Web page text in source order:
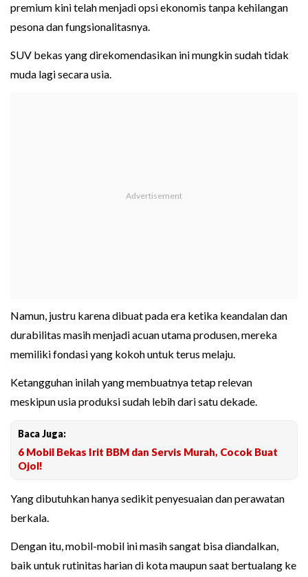
premium kini telah menjadi opsi ekonomis tanpa kehilangan
pesona dan fungsionalitasnya.
SUV bekas yang direkomendasikan ini mungkin sudah tidak
muda lagi secara usia.
Namun, justru karena dibuat pada era ketika keandalan dan
durabilitas masih menjadi acuan utama produsen, mereka
memiliki fondasi yang kokoh untuk terus melaju.
Ketangguhan inilah yang membuatnya tetap relevan
meskipun usia produksi sudah lebih dari satu dekade.
Baca Juga:
6 Mobil Bekas Irit BBM dan Servis Murah, Cocok Buat
Ojol!
Yang dibutuhkan hanya sedikit penyesuaian dan perawatan
berkala.
Dengan itu, mobil-mobil ini masih sangat bisa diandalkan,
baik untuk rutinitas harian di kota maupun saat bertualang ke